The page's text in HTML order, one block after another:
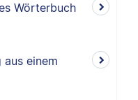
Wörterbuch
einem